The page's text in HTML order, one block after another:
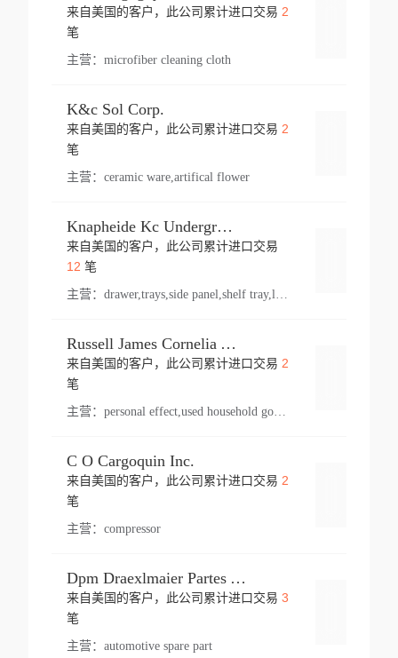
来自美国的客户，此公司累计进口交易 2
笔
主营： microfiber cleaning cloth
K&c Sol Corp.
来自美国的客户，此公司累计进口交易 2
笔
主营： ceramic ware,artifical flower
Knapheide Kc Underground
来自美国的客户，此公司累计进口交易
12 笔
主营：
Russell James Cornelia Arlington Va
来自美国的客户，此公司累计进口交易 2
笔
主营： personal effect,used household goods
C O Cargoquin Inc.
来自美国的客户，此公司累计进口交易 2
笔
主营： compressor
Dpm Draexlmaier Partes Automotrices Corr Ind Huejotzingo
来自美国的客户，此公司累计进口交易 3
笔
主营： automotive spare part